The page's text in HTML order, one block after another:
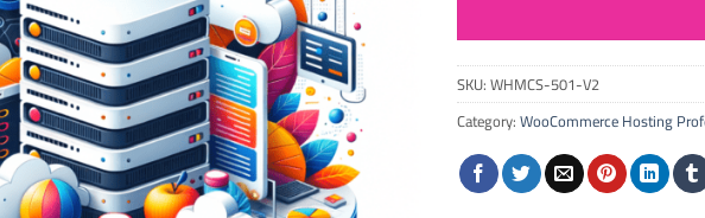
SKU:WHMCS-501-V2
Category:WooCommerce Hosting